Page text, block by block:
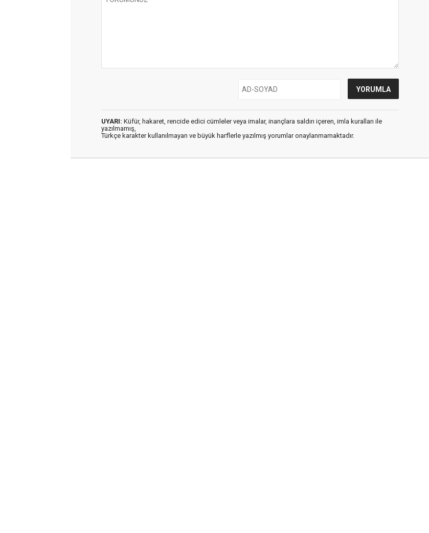
UYARI: Küfür, hakaret, rencide edici cümleler veya imalar, inançlara saldırı içeren, imla kuralları ile
yazılmamış,
Türkçe karakter kullanılmayan ve büyük harflerle yazılmış yorumlar onaylanmamaktadır.